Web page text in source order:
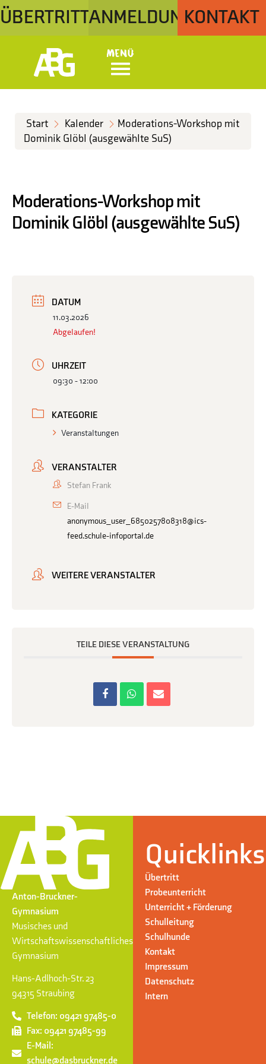
ÜBERTRITTANMELDUNGKONTAKT
Menü
Start Kalender
Moderations-Workshop mit
Dominik Glöbl (ausgewählte SuS)
Moderations-Workshop mit
Dominik Glöbl (ausgewählte SuS)
DATUM
11.03.2026
Abgelaufen!
UHRZEIT
09:30 - 12:00
KATEGORIE
Veranstaltungen
VERANSTALTER
Stefan Frank
E-Mail
anonymous_user_6850257808318@ics-
feed.schule-infoportal.de
WEITERE VERANSTALTER
TEILE DIESE VERANSTALTUNG
Anton-Bruckner-
Gymnasium
Musisches und
Wirtschaftswissenschaftliches
Gymnasium
Hans-Adlhoch-Str. 23
94315 Straubing
Telefon: 09421 97485-0
Fax: 09421 97485-99
E-Mail:
schule@dasbruckner.de
Quicklinks
Übertritt
Probeunterricht
Unterricht + Förderung
Schulleitung
Schulhunde
Kontakt
Impressum
Datenschutz
Intern